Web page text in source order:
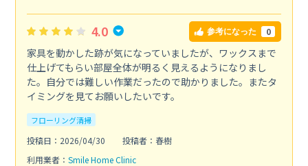
4.0 参考になった 0
家具を動かした跡が気になっていましたが、ワックスまで
仕上げてもらい部屋全体が明るく見えるようになりまし
た。自分では難しい作業だったので助かりました。またタ
イミングを見てお願いしたいです。
フローリング清掃
投稿日：2026/04/30
投稿者：春樹
利用業者： Smile Home Clinic